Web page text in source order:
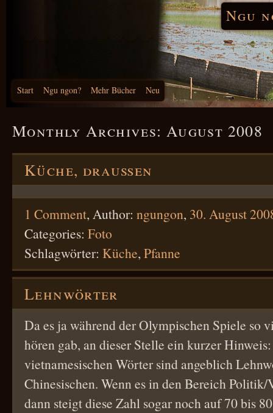
Ngu
Start Ngu ngon? Mehr Bücher Neu
Monthly Archives: August 2008
Küche, draußen
1 Comment, Author: ngungon, 30. August
Categories: Foto
Schlagwörter: Küche, Pfanne
Lehnwörter
Da es ja während der Olympischen Spiele so
hören gab, an dieser Stelle ein kurzer
vietnamesischen Wörter sind angeblich
Chinesischen. Wenn es in den Bereich
dann steigt diese Zahl sogar noch auf 70 bis